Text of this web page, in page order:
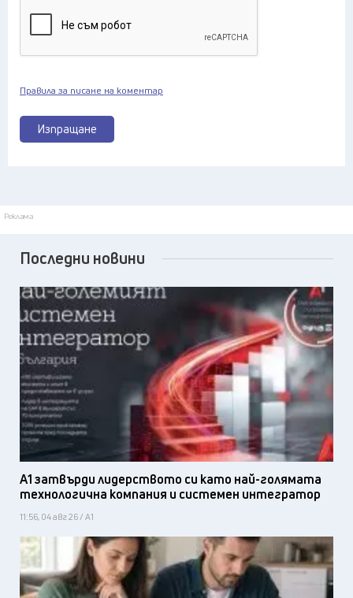
Изпращане
Правила за писане на коментар
Реклама
Последни новини
А1 затвърди лидерството си като най-голямата
технологична компания и системен интегратор
11:56, 04 авг 26 / А1